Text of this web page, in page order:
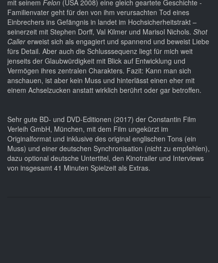
mit seinem Felon (USA 2008) eine gleich geartete Geschichte -
Familienvater geht für den von ihm verursachten Tod eines
Einbrechers ins Gefängnis in landet im Hochsicherheitstrakt –
seinerzeit mit Stephen Dorff, Val Kilmer und Marisol Nichols. Shot
Callererweist sich als engagiert und spannend und beweist Liebe
fürs Detail. Aber auch die Schlusssequenz liegt für mich weit
jenseits der Glaubwürdigkeit mit Blick auf Entwicklung und
Vermögen ihres zentralen Charakters. Fazit: Kann man sich
anschauen, ist aber kein Muss und hinterlässt einen eher mit
einem Achselzucken anstatt wirklich berührt oder gar betroffen.
Sehr gute BD- und DVD-Editionen (2017) der Constantin Film
Verleih GmbH, München, mit dem Film ungekürzt im
Originalformat und inklusive des original englischen Tons (ein
Muss) und einer deutschen Synchronisation (nicht zu empfehlen),
dazu optional deutsche Untertitel, den Kinotrailer und Interviews
von insgesamt 41 Minuten Spielzeit als Extras.